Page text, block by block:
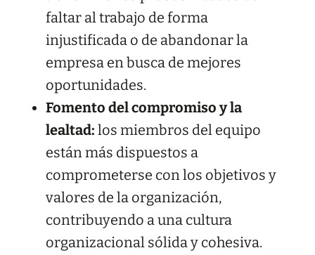
faltar al trabajo de forma
injustificada o de abandonar la
empresa en busca de mejores
oportunidades.
Fomento del compromiso y la
lealtad: los miembros del equipo
están más dispuestos a
comprometerse con los objetivos y
valores de la organización,
contribuyendo a una cultura
organizacional sólida y cohesiva.